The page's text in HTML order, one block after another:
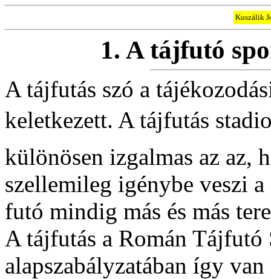
Kuszálik
1. A tájfutó
A tájfutás szó a
keletkezett. A tájfutás
különösen izgalmas az
szellemileg igénybe veszi
futó mindig más és más
A tájfutás a Román Tájfutó
alapszabályzatában így